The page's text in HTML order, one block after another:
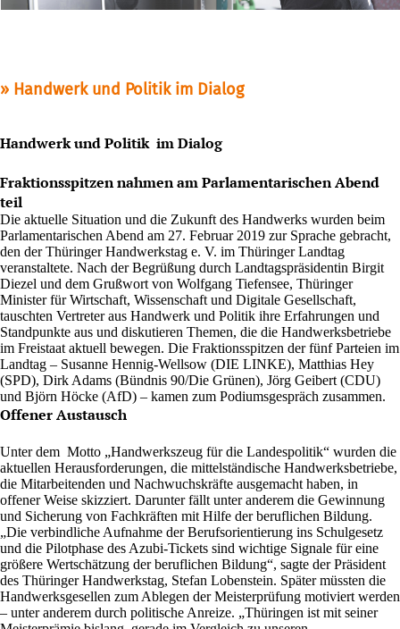
Handwerk und Politik im Dialog
Handwerk und Politik im Dialog
Fraktionsspitzen nahmen am Parlamentarischen Abend
teil
Die aktuelle Situation und die Zukunft des Handwerks wurden beim
Parlamentarischen Abend am 27. Februar 2019 zur Sprache gebracht,
den der Thüringer Handwerkstag e. V. im Thüringer Landtag
veranstaltete. Nach der Begrüßung durch Landtagspräsidentin Birgit
Diezel und dem Grußwort von Wolfgang Tiefensee, Thüringer
Minister für Wirtschaft, Wissenschaft und Digitale Gesellschaft,
tauschten Vertreter aus Handwerk und Politik ihre Erfahrungen und
Standpunkte aus und diskutieren Themen, die die Handwerksbetriebe
im Freistaat aktuell bewegen. Die Fraktionsspitzen der fünf Parteien im
Landtag – Susanne Hennig-Wellsow (DIE LINKE), Matthias Hey
(SPD), Dirk Adams (Bündnis 90/Die Grünen), Jörg Geibert (CDU)
und Björn Höcke (AfD) – kamen zum Podiumsgespräch zusammen.
Offener Austausch
Unter dem Motto „Handwerkszeug für die Landespolitik“ wurden die
aktuellen Herausforderungen, die mittelständische Handwerksbetriebe,
die Mitarbeitenden und Nachwuchskräfte ausgemacht haben, in
offener Weise skizziert. Darunter fällt unter anderem die Gewinnung
und Sicherung von Fachkräften mit Hilfe der beruflichen Bildung.
„Die verbindliche Aufnahme der Berufsorientierung ins Schulgesetz
und die Pilotphase des Azubi-Tickets sind wichtige Signale für eine
größere Wertschätzung der beruflichen Bildung“, sagte der Präsident
des Thüringer Handwerkstag, Stefan Lobenstein. Später müssten die
Handwerksgesellen zum Ablegen der Meisterprüfung motiviert werden
– unter anderem durch politische Anreize. „Thüringen ist mit seiner